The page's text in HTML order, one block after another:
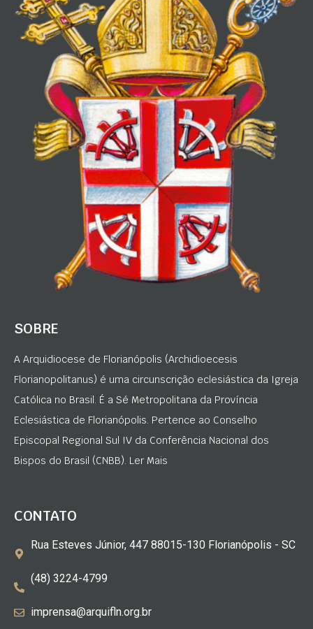
SOBRE
A Arquidiocese de Florianópolis (Archidioecesis
Florianopolitanus) é uma circunscrição eclesiástica da Igreja
Católica no Brasil. É a Sé Metropolitana da Província
Eclesiástica de Florianópolis. Pertence ao Conselho
Episcopal Regional Sul IV da Conferência Nacional dos
Bispos do Brasil (CNBB). Ler Mais
CONTATO
Rua Esteves Júnior, 447 88015-130 Florianópolis - SC
(48) 3224-4799
imprensa@arquifln.org.br